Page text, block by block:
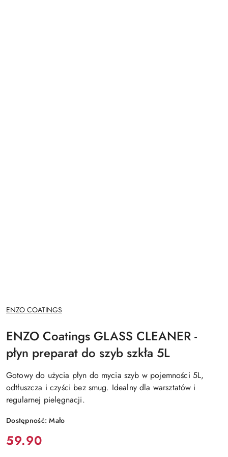
NAZWA
PRODUCENTA:
ENZO COATINGS
ENZO Coatings GLASS CLEANER -
płyn preparat do szyb szkła 5L
Gotowy do użycia płyn do mycia szyb w pojemności 5L,
odtłuszcza i czyści bez smug. Idealny dla warsztatów i
regularnej pielęgnacji.
Dostępność:Mało
Cena:
59.90